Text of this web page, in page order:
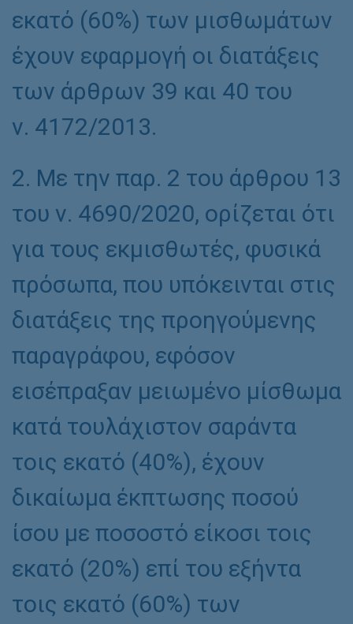
εκατό (60%) των μισθωμάτων
έχουν εφαρμογή οι διατάξεις
των άρθρων 39 και 40 του
ν. 4172/2013.
2. Με την παρ. 2 του άρθρου 13
του ν. 4690/2020, ορίζεται ότι
για τους εκμισθωτές, φυσικά
πρόσωπα, που υπόκεινται στις
διατάξεις της προηγούμενης
παραγράφου, εφόσον
εισέπραξαν μειωμένο μίσθωμα
κατά τουλάχιστον σαράντα
τοις εκατό (40%), έχουν
δικαίωμα έκπτωσης ποσού
ίσου με ποσοστό είκοσι τοις
εκατό (20%) επί του εξήντα
τοις εκατό (60%) των